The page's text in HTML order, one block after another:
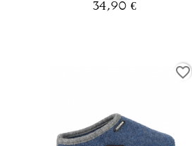
34,90 €
favorite_border